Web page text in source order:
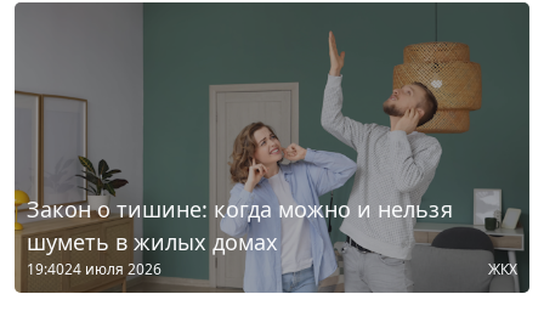
Закон о тишине: когда можно и нельзя
шуметь в жилых домах
19:4024 июля 2026 ЖКХ